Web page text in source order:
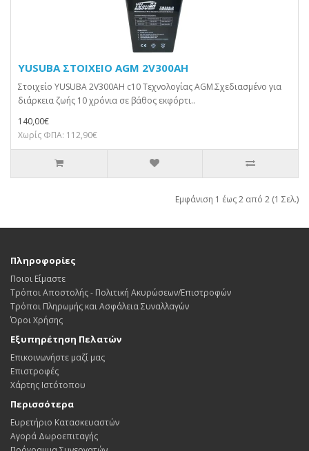
YUSUBA ΣΤΟΙΧΕΙΟ AGM 2V300AH
Στοιχείο YUSUBA 2V300AH c10 Τεχνολογίας AGM.Σχεδιασμένο για
διάρκεια ζωής 10 χρόνια σε βάθος εκφόρτι..
140,00€
Χωρίς ΦΠΑ: 112,90€
Εμφάνιση 1 έως 2 από 2 (1 Σελ.)
Πληροφορίες
Ποιοι Είμαστε
Τρόποι Αποστολής - Πολιτική Ακυρώσεων/Επιστροφών
Τρόποι Πληρωμής και Ασφάλεια Συναλλαγών
Όροι Χρήσης
Εξυπηρέτηση Πελατών
Επικοινωνήστε μαζί μας
Επιστροφές
Χάρτης Ιστότοπου
Περισσότερα
Ευρετήριο Κατασκευαστών
Αγορά Δωροεπιταγής